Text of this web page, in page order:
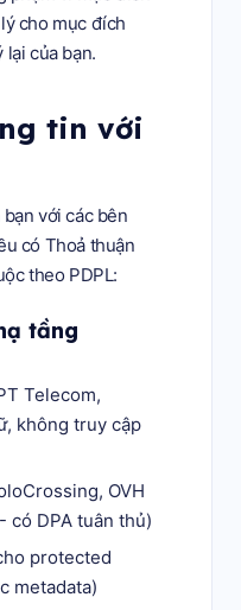
cho mục đích
lại của bạn.
tin với
với các bên
có Thoả thuận
theo PDPL:
tầng
Telecom,
không truy cập
OVH
có DPA tuân thủ)
protected
metadata)